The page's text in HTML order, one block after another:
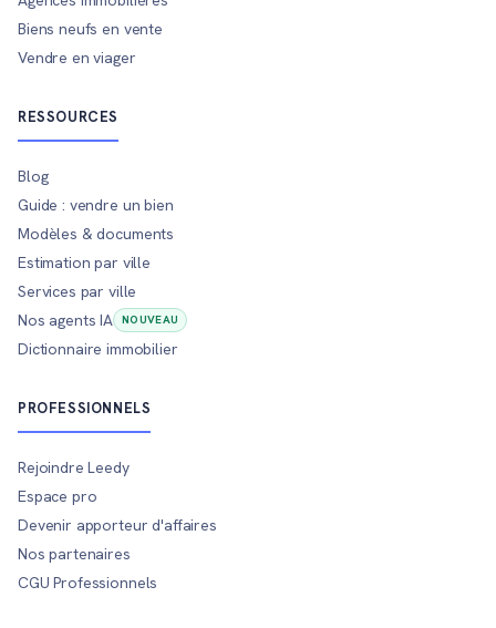
Biens neufs en vente
Vendre en viager
RESSOURCES
Blog
Guide : vendre un bien
Modèles & documents
Estimation par ville
Services par ville
Nos agents IA
NOUVEAU
Dictionnaire immobilier
PROFESSIONNELS
Rejoindre Leedy
Espace pro
Devenir apporteur d'affaires
Nos partenaires
CGU Professionnels